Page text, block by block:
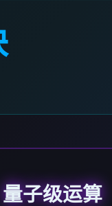
量子级运算